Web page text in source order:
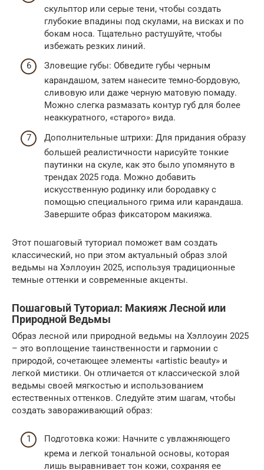
скульптор или серые тени, чтобы создать
глубокие впадины под скулами, на висках и по
бокам носа. Тщательно растушуйте, чтобы
избежать резких линий.
Зловещие губы: Обведите губы черным
карандашом, затем нанесите темно-бордовую,
сливовую или даже черную матовую помаду.
Можно слегка размазать контур губ для более
неаккуратного, «старого» вида.
Дополнительные штрихи: Для придания образу
большей реалистичности нарисуйте тонкие
паутинки на скуле, как это было упомянуто в
трендах 2025 года. Можно добавить
искусственную родинку или бородавку с
помощью специального грима или карандаша.
Завершите образ фиксатором макияжа.
Этот пошаговый туториал поможет вам создать
классический, но при этом актуальный образ злой
ведьмы на Хэллоуин 2025, используя традиционные
темные оттенки и современные акценты.
Пошаговый Туториал: Макияж Лесной или
Природной Ведьмы
Образ лесной или природной ведьмы на Хэллоуин 2025
– это воплощение таинственности и гармонии с
природой, сочетающее элементы «artistic beauty» и
легкой мистики. Он отличается от классической злой
ведьмы своей мягкостью и использованием
естественных оттенков. Следуйте этим шагам, чтобы
создать завораживающий образ:
Подготовка кожи: Начните с увлажняющего
крема и легкой тональной основы, которая
лишь выравнивает тон кожи, сохраняя ее